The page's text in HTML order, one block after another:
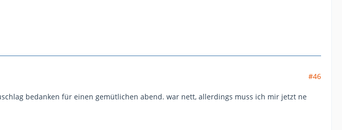
#46
bedanken für einen gemütlichen abend. war nett, allerdings muss ich mir jetzt ne